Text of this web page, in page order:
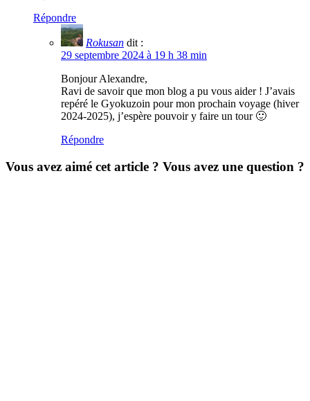
Répondre
Rokusan dit :
29 septembre 2024 à 19 h 38 min
Bonjour Alexandre,
Ravi de savoir que mon blog a pu vous aider ! J’avais
repéré le Gyokuzoin pour mon prochain voyage (hiver
2024-2025), j’espère pouvoir y faire un tour 🙂
Répondre
Vous avez aimé cet article ? Vous avez une question ?